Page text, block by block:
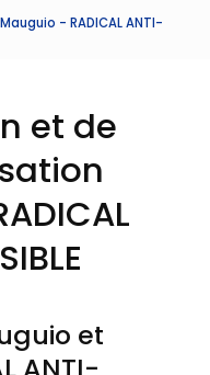
- RADICAL ANTI-
et de
et